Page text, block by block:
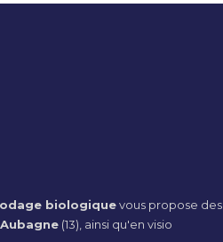
biologiquevous propose des
Aubagne (13), ainsi qu'en visio